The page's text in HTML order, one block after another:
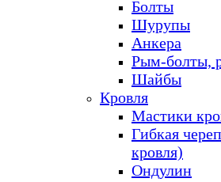
Болты
Шурупы
Анкера
Рым-болты,
Шайбы
Кровля
Мастики
Гибкая
кровля)
Ондулин